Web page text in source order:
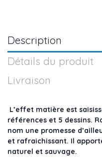
Description
Détails du produit
Livraison
L’effet matière est
références et 5 dessins.
nom une promesse
et rafraichissant. Il
naturel et sauvage.